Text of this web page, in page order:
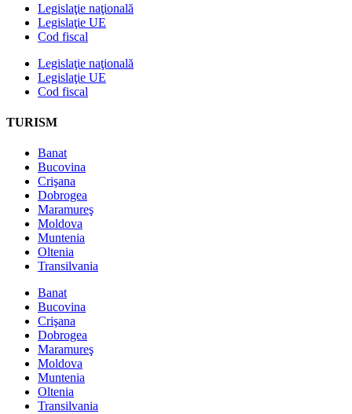
Legislaţie naţională
Legislaţie UE
Cod fiscal
Legislaţie naţională
Legislaţie UE
Cod fiscal
TURISM
Banat
Bucovina
Crişana
Dobrogea
Maramureş
Moldova
Muntenia
Oltenia
Transilvania
Banat
Bucovina
Crişana
Dobrogea
Maramureş
Moldova
Muntenia
Oltenia
Transilvania